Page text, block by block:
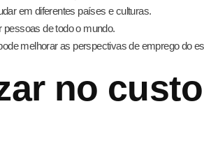
em diferentes países e culturas.
de todo o mundo.
melhorar as perspectivas de emprego do
no